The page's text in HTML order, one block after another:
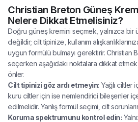
Christian Breton Güneş
Nelere Dikkat Etmelisiniz?
Doğru güneş kremini seçmek, yalnızca bir
değildir; cilt tipinize, kullanım
uygun formülü bulmayı gerektirir. Christian
seçerken aşağıdaki noktalara dikkat etmek,
önler.
Cilt tipinizi göz ardı etmeyin: Yağlı ciltler
kuru ciltler için ise nemlendirici bileşenler
edilmelidir. Yanlış formül seçimi, cilt
Koruma spektrumunu kontrol edin: